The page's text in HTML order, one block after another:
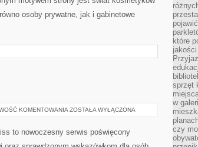
osoby prywatne, jak i gabinetowe
KOMENTOWANIA STYLIZACJA
ZOSTAŁA WYŁĄCZONA
to nowoczesny serwis poświęcony
które
sprzęt
w
czy